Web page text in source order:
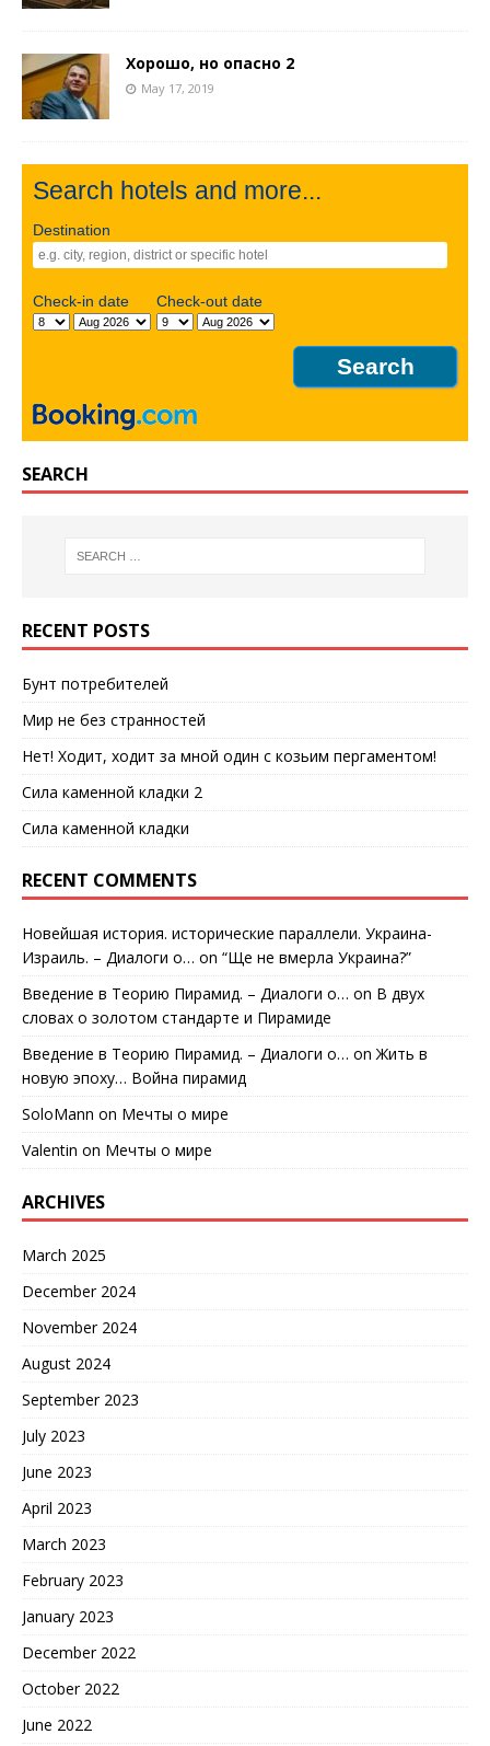
Хорошо, но опасно 2
May 17, 2019
Search hotels and more...
Destination
Check-in date Check-out date
SEARCH
RECENT POSTS
Бунт потребителей
Мир не без странностей
Нет! Ходит, ходит за мной один с козьим пергаментом!
Сила каменной кладки 2
Сила каменной кладки
RECENT COMMENTS
Новейшая история. исторические параллели. Украина-
Израиль. – Диалоги о… on “Ще не вмерла Украина?”
Введение в Теорию Пирамид. – Диалоги о… on В двух
словах о золотом стандарте и Пирамиде
Введение в Теорию Пирамид. – Диалоги о… on Жить в
новую эпоху… Война пирамид
SoloMann on Мечты о мире
Valentin on Мечты о мире
ARCHIVES
March 2025
December 2024
November 2024
August 2024
September 2023
July 2023
June 2023
April 2023
March 2023
February 2023
January 2023
December 2022
October 2022
June 2022